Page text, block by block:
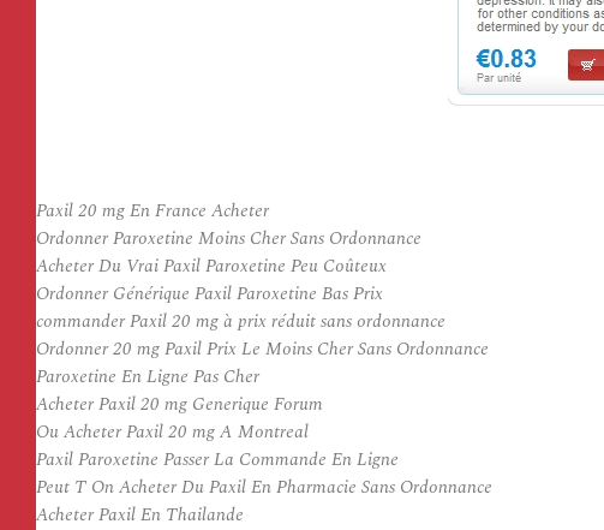
Paxil 20 mg En France Acheter
Ordonner Paroxetine Moins Cher Sans Ordonnance
Acheter Du Vrai Paxil Paroxetine Peu Coûteux
Ordonner Générique Paxil Paroxetine Bas Prix
commander Paxil 20 mg à prix réduit sans ordonnance
Ordonner 20 mg Paxil Prix Le Moins Cher Sans Ordonnance
Paroxetine En Ligne Pas Cher
Acheter Paxil 20 mg Generique Forum
Ou Acheter Paxil 20 mg A Montreal
Paxil Paroxetine Passer La Commande En Ligne
Peut T On Acheter Du Paxil En Pharmacie Sans Ordonnance
Acheter Paxil En Thailande